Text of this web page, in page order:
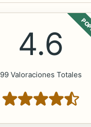
4.6
99 Valoraciones Totales